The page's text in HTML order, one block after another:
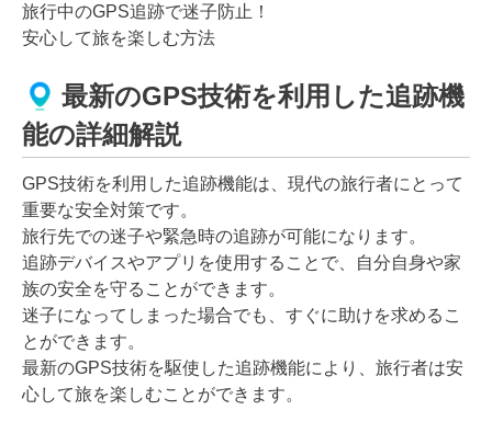
旅行中のGPS追跡で迷子防止！
安心して旅を楽しむ方法
最新のGPS技術を利用した追跡機
能の詳細解説
GPS技術を利用した追跡機能は、現代の旅行者にとって
重要な安全対策です。
旅行先での迷子や緊急時の追跡が可能になります。
追跡デバイスやアプリを使用することで、自分自身や家
族の安全を守ることができます。
迷子になってしまった場合でも、すぐに助けを求めるこ
とができます。
最新のGPS技術を駆使した追跡機能により、旅行者は安
心して旅を楽しむことができます。